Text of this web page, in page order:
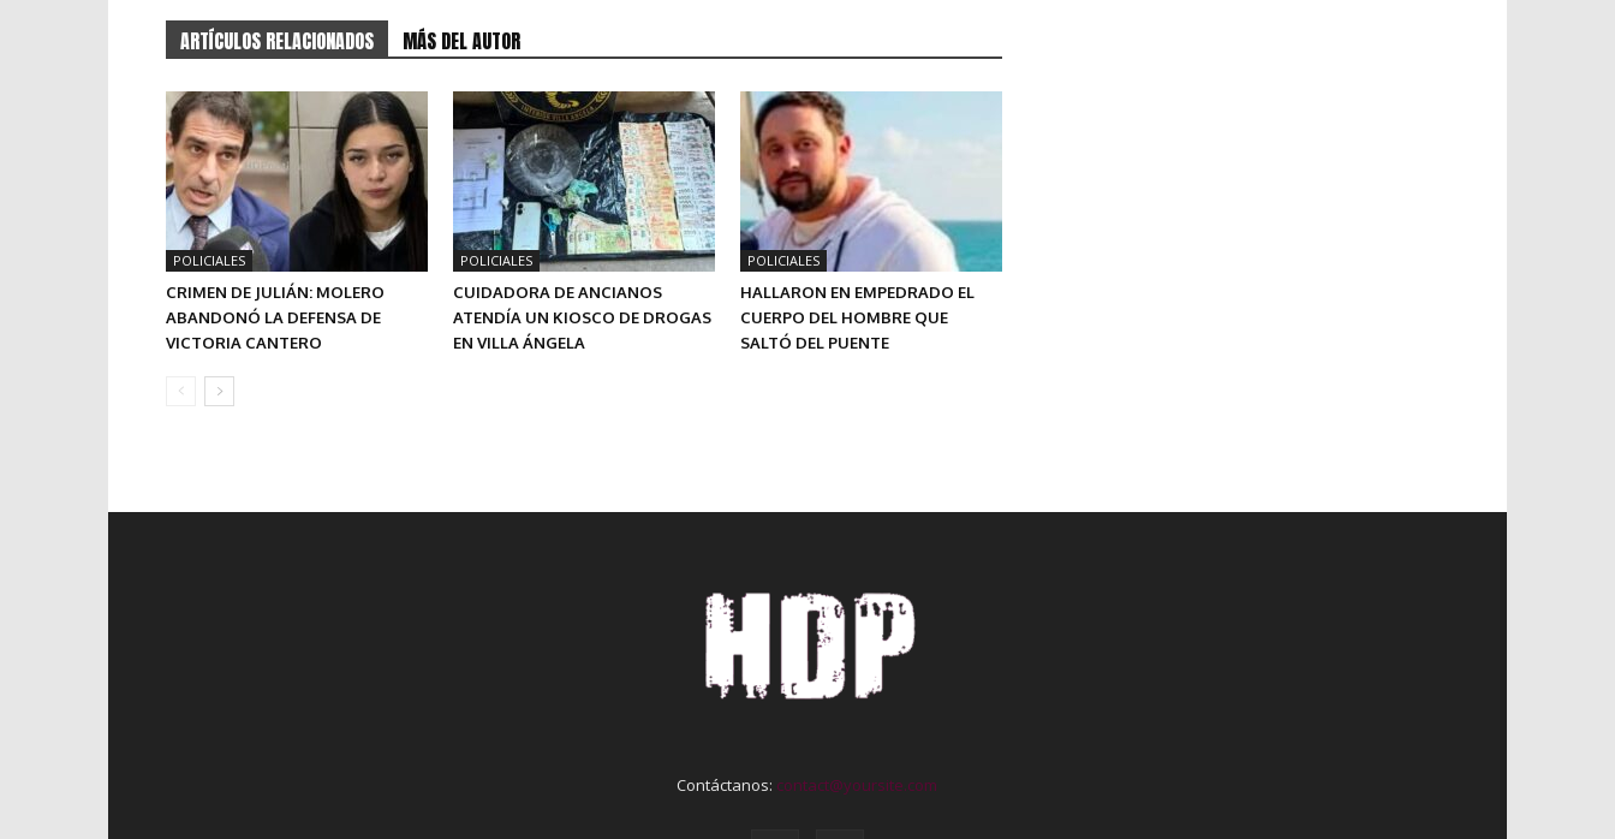
ARTÍCULOS RELACIONADOS MÁS DEL AUTOR
POLICIALES
CRIMEN DE JULIÁN: MOLERO
ABANDONÓ LA DEFENSA DE
VICTORIA CANTERO
POLICIALES
CUIDADORA DE ANCIANOS
ATENDÍA UN KIOSCO DE DROGAS
EN VILLA ÁNGELA
POLICIALES
HALLARON EN EMPEDRADO EL
CUERPO DEL HOMBRE QUE
SALTÓ DEL PUENTE
Contáctanos: contact@yoursite.com